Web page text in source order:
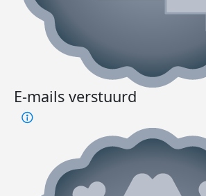
E-mails verstuurd